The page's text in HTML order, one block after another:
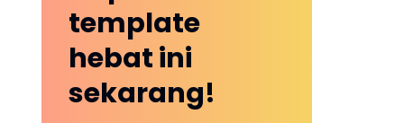
template
hebat ini
sekarang!